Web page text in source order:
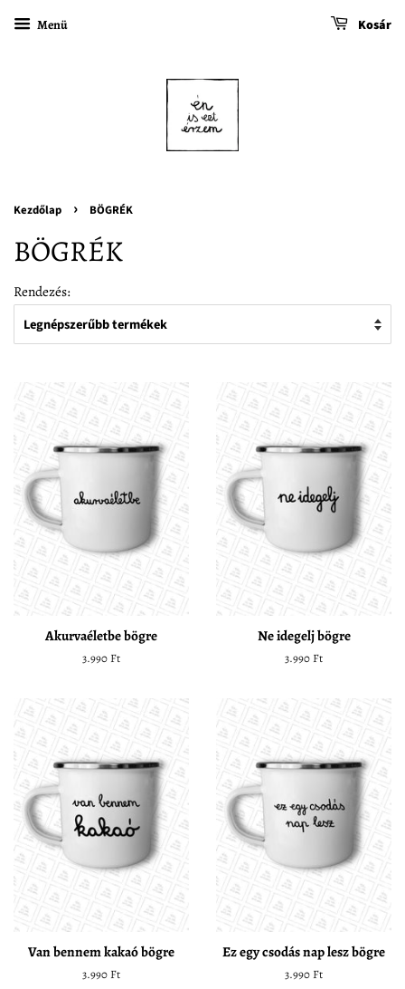
Menü Kosár
Kezdőlap › BÖGRÉK
BÖGRÉK
Rendezés:
Akurvaéletbe bögre
Normál
3.990 Ft
Ne idegelj bögre
Normál
3.990 Ft
Van bennem kakaó bögre
Normál
3.990 Ft
Ez egy csodás nap lesz bögre
Normál
3.990 Ft